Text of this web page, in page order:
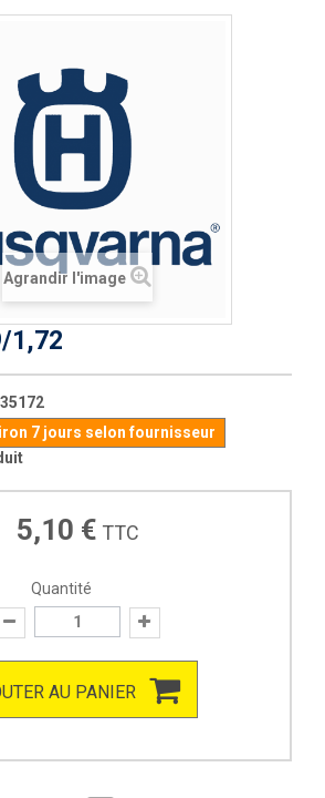
Agrandir l'image
1,72
7 jours selon fournisseur
5,10 € TTC
Quantité
AU PANIER